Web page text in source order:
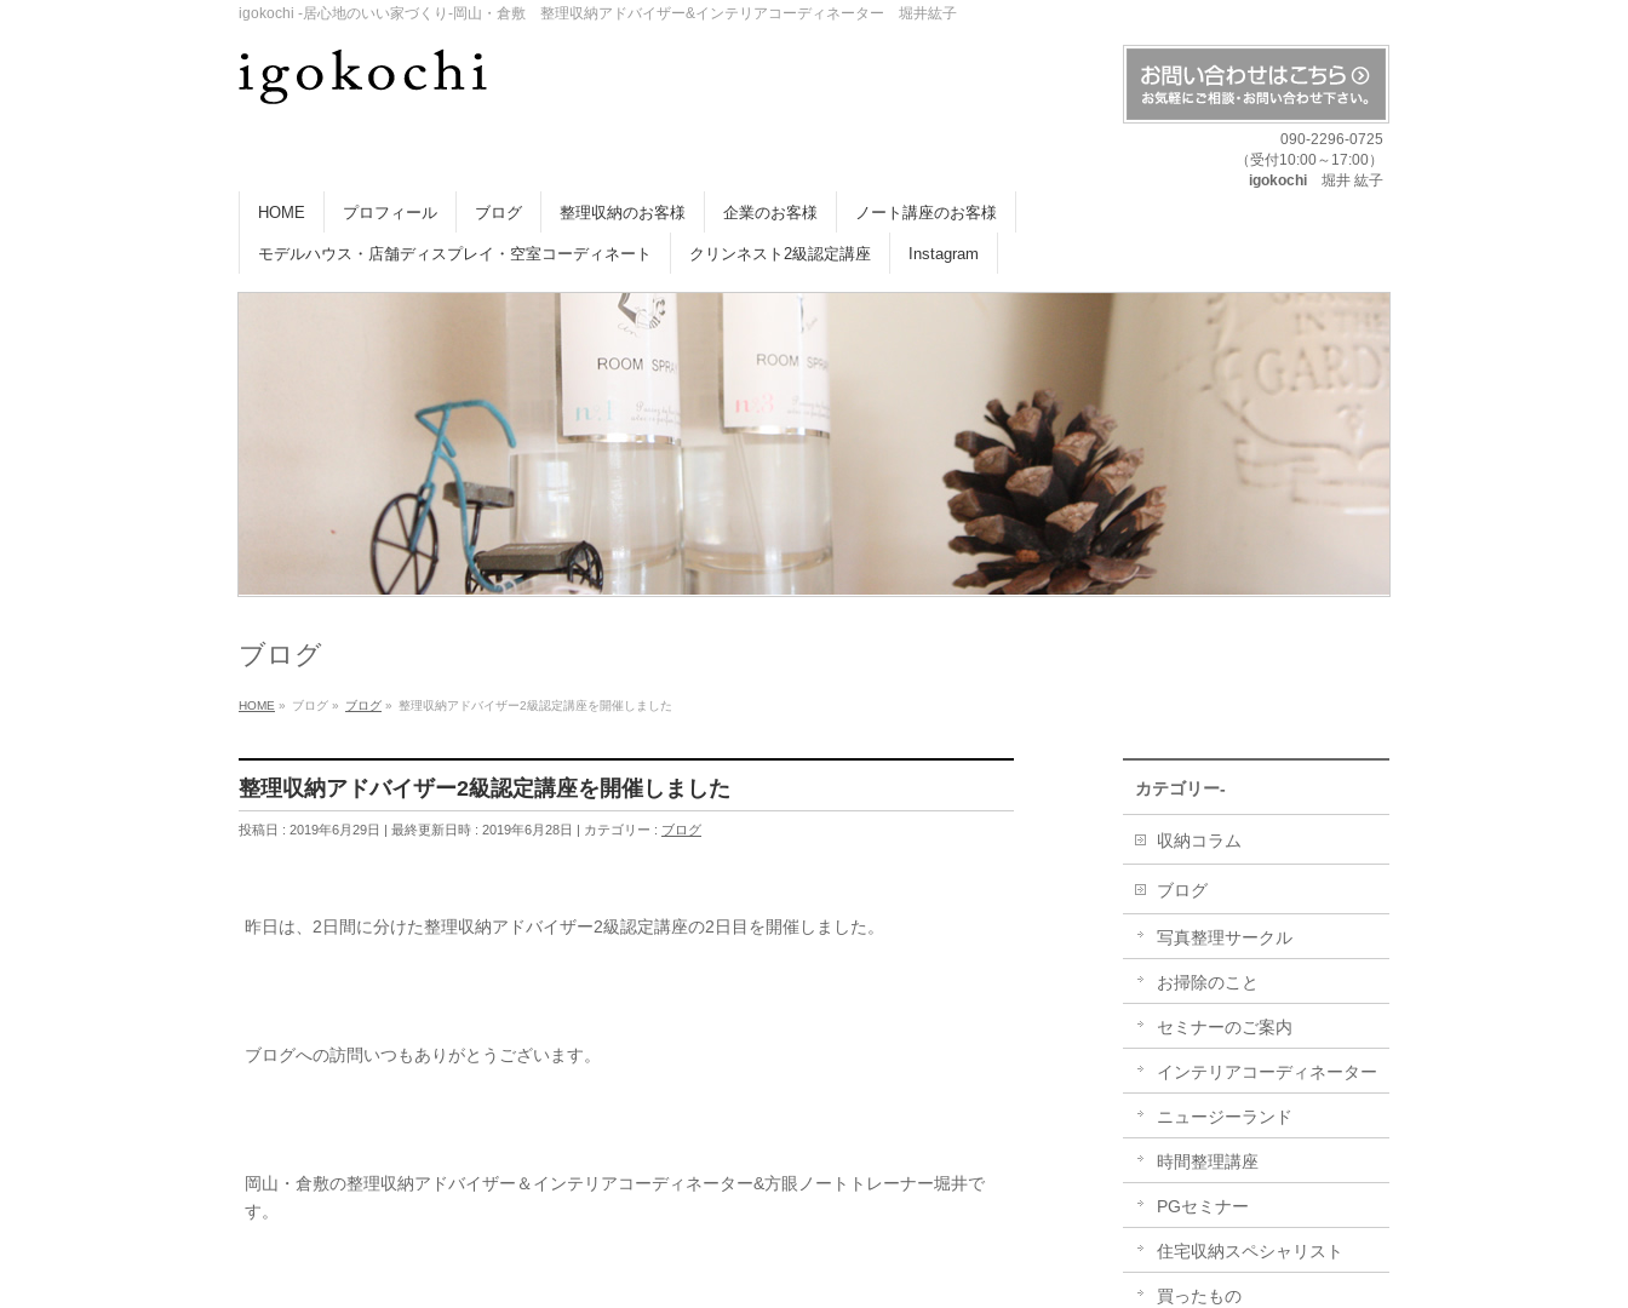
igokochi -居心地のいい家づくり-岡山・倉敷 整理収納アドバイザー&インテリアコーディネーター 堀井紘子
090-2296-0725
（受付10:00～17:00）
igokochi 堀井 紘子
HOME プロフィール ブログ 整理収納のお客様 企業のお客様 ノート講座のお客様
モデルハウス・店舗ディスプレイ・空室コーディネート クリンネスト2級認定講座 Instagram
ブログ
HOME » ブログ » ブログ » 整理収納アドバイザー2級認定講座を開催しました
整理収納アドバイザー2級認定講座を開催しました
投稿日 : 2019年6月29日 最終更新日時 : 2019年6月28日 カテゴリー : ブログ
昨日は、2日間に分けた整理収納アドバイザー2級認定講座の2日目を開催しました。
ブログへの訪問いつもありがとうございます。
岡山・倉敷の整理収納アドバイザー＆インテリアコーディネーター&方眼ノートトレーナー堀井で
す。
カテゴリー-
収納コラム
ブログ
写真整理サークル
お掃除のこと
セミナーのご案内
インテリアコーディネーター
ニュージーランド
時間整理講座
PGセミナー
住宅収納スペシャリスト
買ったもの